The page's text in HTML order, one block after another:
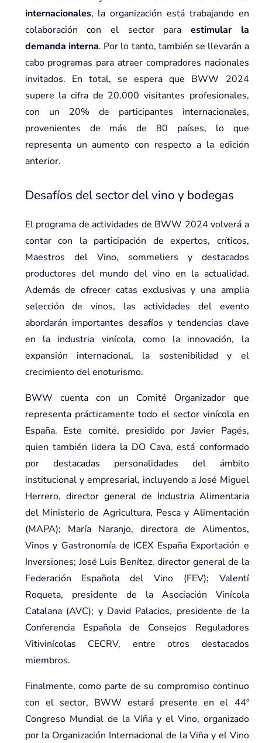
internacionales, la organización está trabajando en
colaboración con el sector para estimular la
demanda interna. Por lo tanto, también se llevarán a
cabo programas para atraer compradores nacionales
invitados. En total, se espera que BWW 2024
supere la cifra de 20.000 visitantes profesionales,
con un 20% de participantes internacionales,
provenientes de más de 80 países, lo que
representa un aumento con respecto a la edición
anterior.
Desafíos del sector del vino y bodegas
El programa de actividades de BWW 2024 volverá a
contar con la participación de expertos, críticos,
Maestros del Vino, sommeliers y destacados
productores del mundo del vino en la actualidad.
Además de ofrecer catas exclusivas y una amplia
selección de vinos, las actividades del evento
abordarán importantes desafíos y tendencias clave
en la industria vinícola, como la innovación, la
expansión internacional, la sostenibilidad y el
crecimiento del enoturismo.
BWW cuenta con un Comité Organizador que
representa prácticamente todo el sector vinícola en
España. Este comité, presidido por Javier Pagés,
quien también lidera la DO Cava, está conformado
por destacadas personalidades del ámbito
institucional y empresarial, incluyendo a José Miguel
Herrero, director general de Industria Alimentaria
del Ministerio de Agricultura, Pesca y Alimentación
(MAPA); María Naranjo, directora de Alimentos,
Vinos y Gastronomía de ICEX España Exportación e
Inversiones; José Luis Benítez, director general de la
Federación Española del Vino (FEV); Valentí
Roqueta, presidente de la Asociación Vinícola
Catalana (AVC); y David Palacios, presidente de la
Conferencia Española de Consejos Reguladores
Vitivinícolas CECRV, entre otros destacados
miembros.
Finalmente, como parte de su compromiso continuo
con el sector, BWW estará presente en el 44º
Congreso Mundial de la Viña y el Vino, organizado
por la Organización Internacional de la Viña y el Vino